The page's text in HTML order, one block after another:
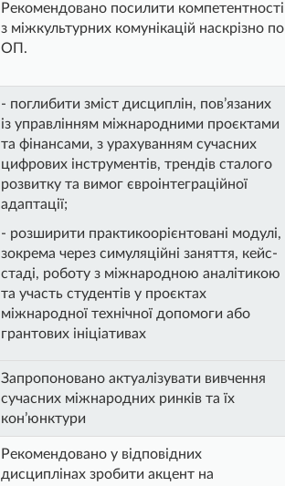
Рекомендовано посилити компетентності
з міжкультурних комунікацій наскрізно по
ОП.
- поглибити зміст дисциплін, пов’язаних
із управлінням міжнародними проєктами
та фінансами, з урахуванням сучасних
цифрових інструментів, трендів сталого
розвитку та вимог євроінтеграційної
адаптації;
- розширити практикоорієнтовані модулі,
зокрема через симуляційні заняття, кейс-
стаді, роботу з міжнародною аналітикою
та участь студентів у проєктах
міжнародної технічної допомоги або
грантових ініціативах
Запропоновано актуалізувати вивчення
сучасних міжнародних ринків та їх
кон’юнктури
Рекомендовано у відповідних
дисциплінах зробити акцент на